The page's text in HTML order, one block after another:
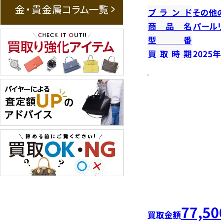
ブランドその他
商品名 パール
型番
買取時期2025
買取金額